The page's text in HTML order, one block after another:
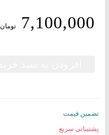
7,100,000 تومان
تضمین قیمت
پشتیبانی سریع